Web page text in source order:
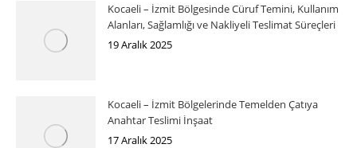
Kocaeli – İzmit Bölgesinde Cüruf Temini, Kullanım
Alanları, Sağlamlığı ve Nakliyeli Teslimat Süreçleri
19 Aralık 2025
Kocaeli – İzmit Bölgelerinde Temelden Çatıya
Anahtar Teslimi İnşaat
17 Aralık 2025